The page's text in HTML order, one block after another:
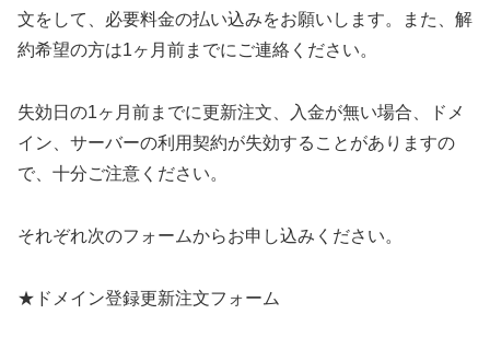
文をして、必要料金の払い込みをお願いします。また、解
約希望の方は1ヶ月前までにご連絡ください。
失効日の1ヶ月前までに更新注文、入金が無い場合、ドメ
イン、サーバーの利用契約が失効することがありますの
で、十分ご注意ください。
それぞれ次のフォームからお申し込みください。
★ドメイン登録更新注文フォーム